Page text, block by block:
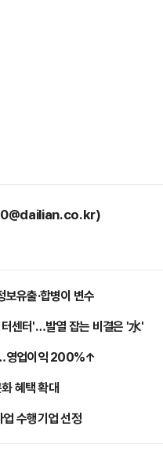
유출·합병이 변수
센터'…발열 잡는 비결은 '水'
…영업이익 200%↑
혜택 확대
수행기업 선정